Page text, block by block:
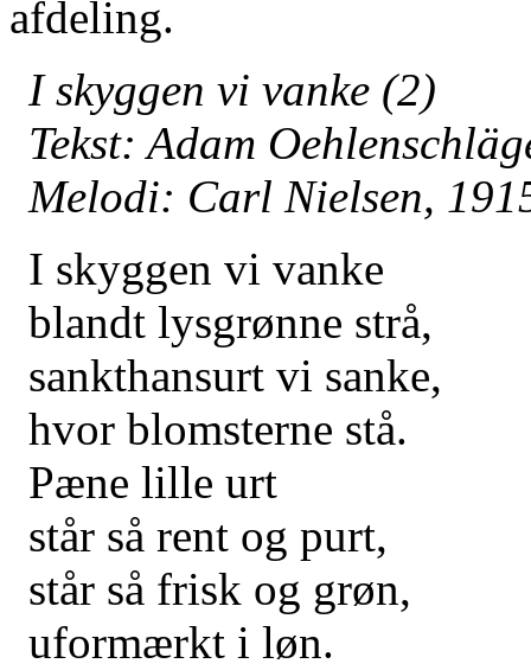
afdeling.
I skyggen vi vanke (2)
Tekst: Adam
Melodi: Carl Nielsen,
I skyggen vi vanke
blandt lysgrønne strå,
sankthansurt vi sanke,
hvor blomsterne stå.
Pæne lille urt
står så rent og purt,
står så frisk og grøn,
uformærkt i løn.